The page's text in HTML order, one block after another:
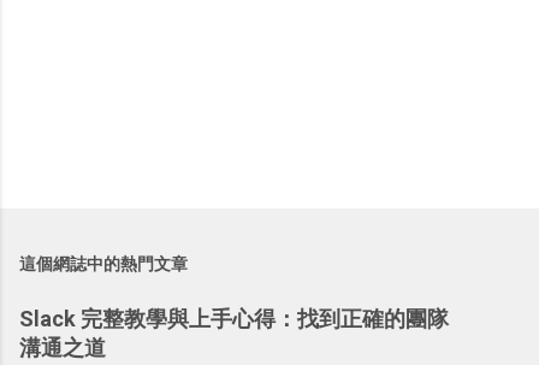
這個網誌中的熱門文章
Slack 完整教學與上手心得：找到正確的團隊
溝通之道